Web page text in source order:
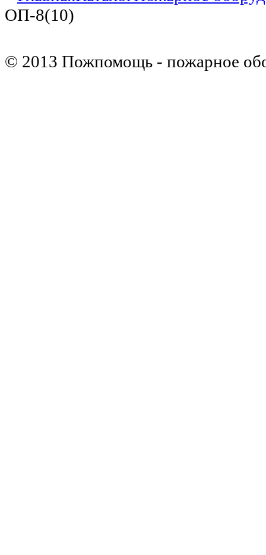
ОП-8(10)
© 2013 Пожпомощь - пожарное